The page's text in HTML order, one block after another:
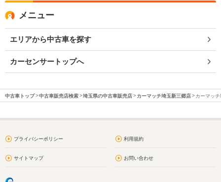
メニュー
エリアから中古車を探す
カーセンサートップへ
中古車トップ 中古車販売店検索 埼玉県の中古車販売店 カーマッチ埼玉新三郷店 カーマッ
プライバシーポリシー 利用規約
サイトマップ お問い合わせ